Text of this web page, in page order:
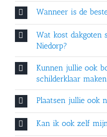
Wanneer is de
Wat kost dakgoten
Niedorp?
Kunnen jullie ook
schilderklaar
Plaatsen jullie ook
Kan ik ook zelf